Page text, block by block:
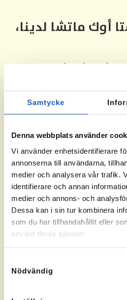
Samtycke
Denna webbplats använder
Vi använder enhetsidentifierare
annonserna till användarna,
medier och analysera vår trafik.
identifierare och annan
medier och annons- och
Dessa kan i sin tur kombinera
som du har tillhandahållit eller
använt deras tjänster.
Nödvändig
أوك ماتشا لدينا،